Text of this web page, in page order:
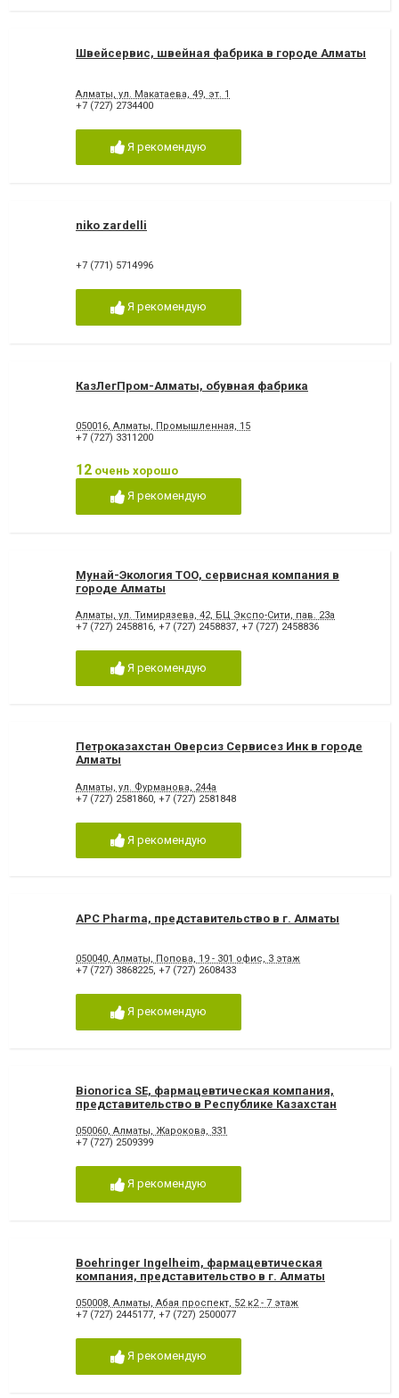
Швейсервис, швейная фабрика в городе Алматы
Алматы, ул. Макатаева, 49, эт. 1
+7 (727) 2734400
Я рекомендую
niko zardelli
+7 (771) 5714996
Я рекомендую
КазЛегПром-Алматы, обувная фабрика
050016, Алматы, Промышленная, 15
+7 (727) 3311200
12 очень хорошо
Я рекомендую
Мунай-Экология ТОО, сервисная компания в
городе Алматы
Алматы, ул. Тимирязева, 42, БЦ Экспо-Сити, пав. 23а
+7 (727) 2458816, +7 (727) 2458837, +7 (727) 2458836
Я рекомендую
Петроказахстан Оверсиз Сервисез Инк в городе
Алматы
Алматы, ул. Фурманова, 244a
+7 (727) 2581860, +7 (727) 2581848
Я рекомендую
APC Pharma, представительство в г. Алматы
050040, Алматы, Попова, 19 - 301 офис, 3 этаж
+7 (727) 3868225, +7 (727) 2608433
Я рекомендую
Bionorica SE, фармацевтическая компания,
представительство в Республике Казахстан
050060, Алматы, Жарокова, 331
+7 (727) 2509399
Я рекомендую
Boehringer Ingelheim, фармацевтическая
компания, представительство в г. Алматы
050008, Алматы, Абая проспект, 52 к2 - 7 этаж
+7 (727) 2445177, +7 (727) 2500077
Я рекомендую